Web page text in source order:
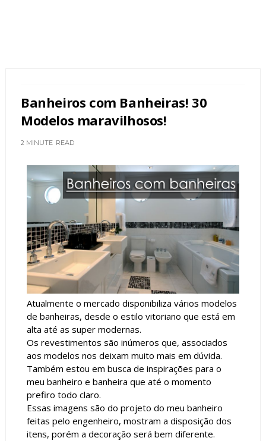
Banheiros com Banheiras! 30
Modelos maravilhosos!
2 MINUTE READ
Atualmente o mercado disponibiliza vários modelos
de banheiras, desde o estilo vitoriano que está em
alta até as super modernas.
Os revestimentos são inúmeros que, associados
aos modelos nos deixam muito mais em dúvida.
Também estou em busca de inspirações para o
meu banheiro e banheira que até o momento
prefiro todo claro.
Essas imagens são do projeto do meu banheiro
feitas pelo engenheiro, mostram a disposição dos
itens, porém a decoração será bem diferente.